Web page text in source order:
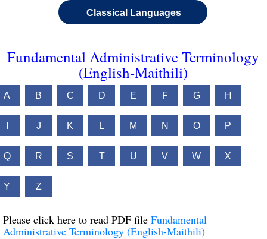
Classical Languages
Fundamental Administrative Terminology
(English-Maithili)
A B C D E F G H
J K L M N O P
Q R S T U V W X
Y Z
Please click here to read PDF file Fundamental
Administrative Terminology (English-Maithili)